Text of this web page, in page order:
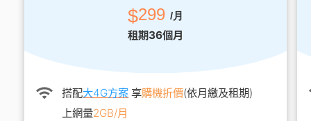
$299 /月
租期36個月
搭配大4G方案 享購機折價(依月繳及租期)
上網量2GB/月